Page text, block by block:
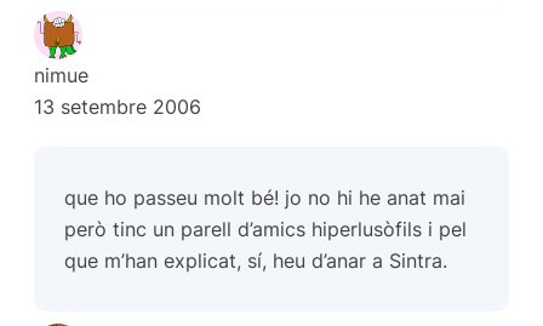
nimue
13 setembre 2006
que ho passeu molt bé! jo no hi he anat mai
però tinc un parell d’amics hiperlusòfils i pel
que m’han explicat, sí, heu d’anar a Sintra.